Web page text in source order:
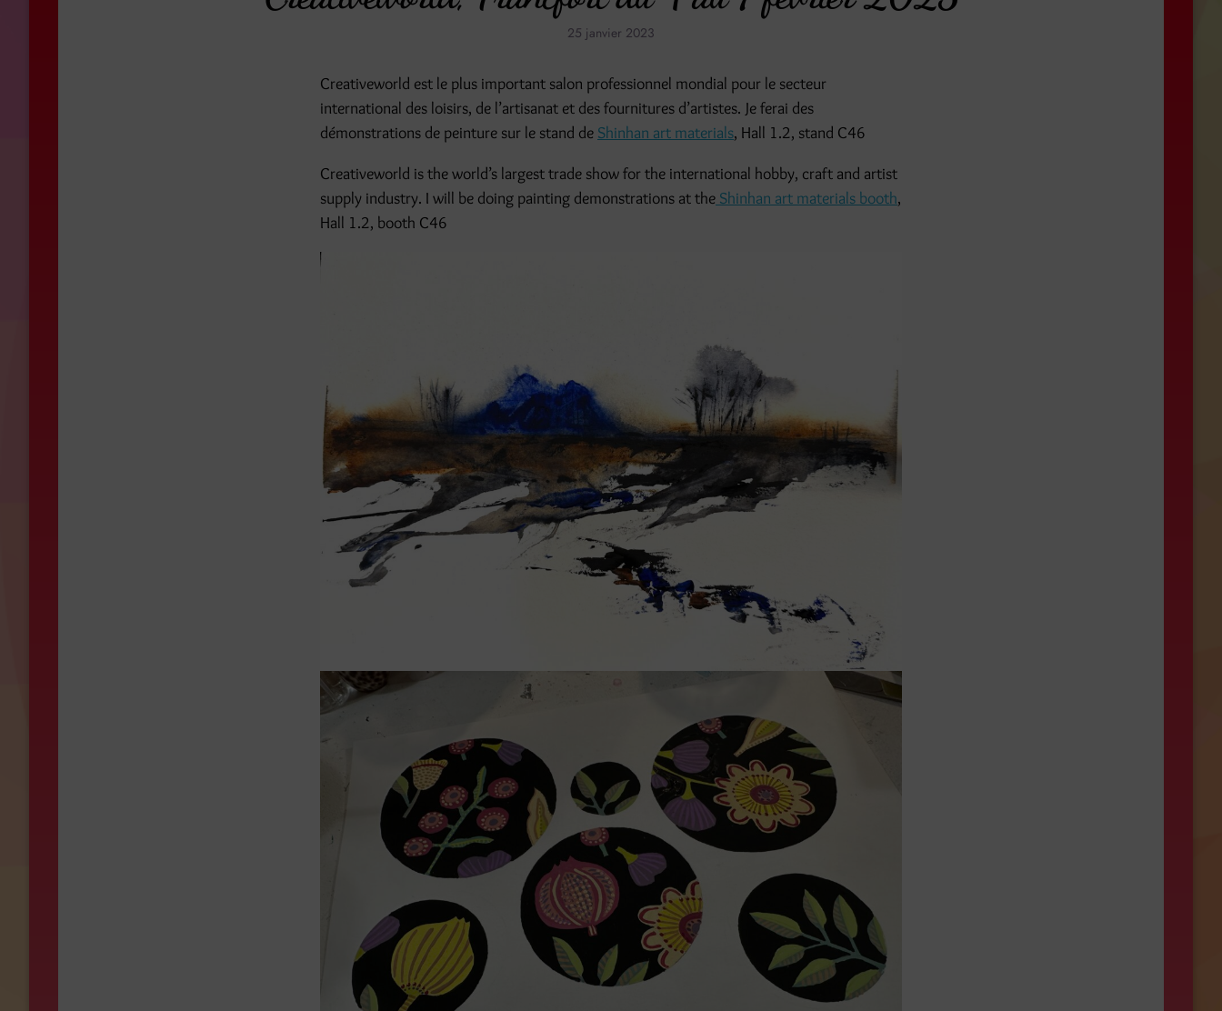
25 janvier 2023
Creativeworld est le plus important salon professionnel mondial pour le secteur
international des loisirs, de l’artisanat et des fournitures d’artistes. Je ferai des
démonstrations de peinture sur le stand de Shinhan art materials, Hall 1.2, stand C46
Creativeworld is the world’s largest trade show for the international hobby, craft and artist
supply industry. I will be doing painting demonstrations at the Shinhan art materials booth,
Hall 1.2, booth C46